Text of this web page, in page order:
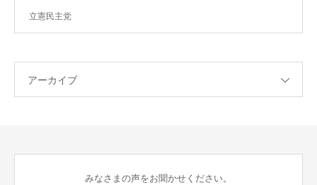
立憲民主党
アーカイブ
みなさまの声をお聞かせください。